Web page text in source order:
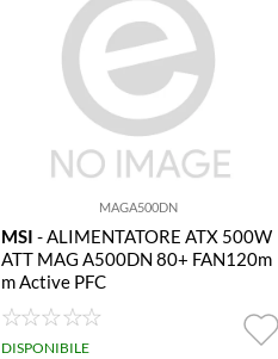
MAGA500DN
MSI - ALIMENTATORE ATX 500W
ATT MAG A500DN 80+ FAN120m
m Active PFC
DISPONIBILE